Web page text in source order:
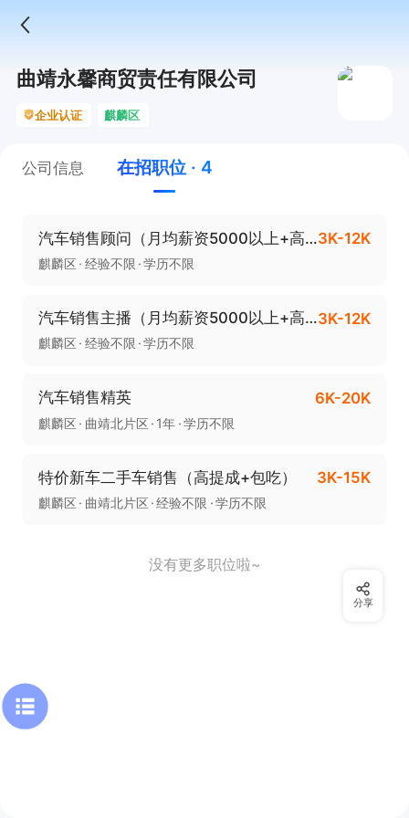
曲靖永馨商贸责任有限公司
企业认证 麒麟区
公司信息 在招职位 · 4
汽车销售顾问（月均薪资5000以上+高提成+工作餐）3K-12K
麒麟区 经验不限 学历不限
汽车销售主播（月均薪资5000以上+高提成+包吃）3K-12K
麒麟区 经验不限 学历不限
汽车销售精英 6K-20K
麒麟区 曲靖北片区 1年 学历不限
特价新车二手车销售（高提成+包吃） 3K-15K
麒麟区 曲靖北片区 经验不限 学历不限
没有更多职位啦~
分享